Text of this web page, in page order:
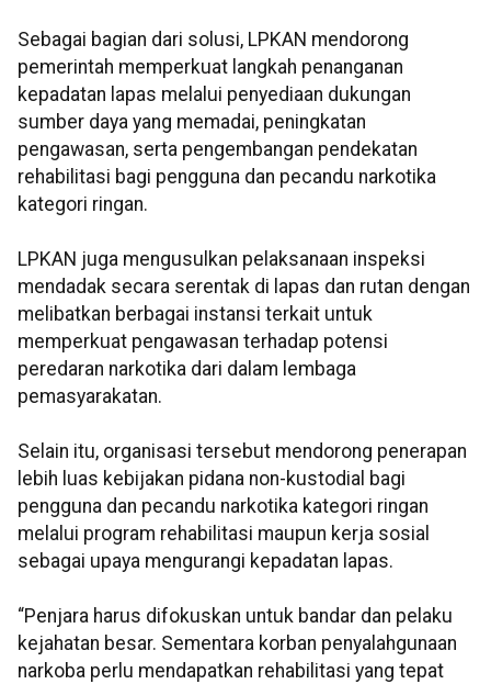
Sebagai bagian dari solusi, LPKAN mendorong
pemerintah memperkuat langkah penanganan
kepadatan lapas melalui penyediaan dukungan
sumber daya yang memadai, peningkatan
pengawasan, serta pengembangan pendekatan
rehabilitasi bagi pengguna dan pecandu narkotika
kategori ringan.
LPKAN juga mengusulkan pelaksanaan inspeksi
mendadak secara serentak di lapas dan rutan dengan
melibatkan berbagai instansi terkait untuk
memperkuat pengawasan terhadap potensi
peredaran narkotika dari dalam lembaga
pemasyarakatan.
Selain itu, organisasi tersebut mendorong penerapan
lebih luas kebijakan pidana non-kustodial bagi
pengguna dan pecandu narkotika kategori ringan
melalui program rehabilitasi maupun kerja sosial
sebagai upaya mengurangi kepadatan lapas.
“Penjara harus difokuskan untuk bandar dan pelaku
kejahatan besar. Sementara korban penyalahgunaan
narkoba perlu mendapatkan rehabilitasi yang tepat